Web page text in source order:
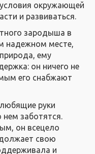
окружающей
и развиваться.
зародыша в
надежном месте,
ему
он ничего не
его снабжают
руки
нем заботятся.
он всецело
свою
и